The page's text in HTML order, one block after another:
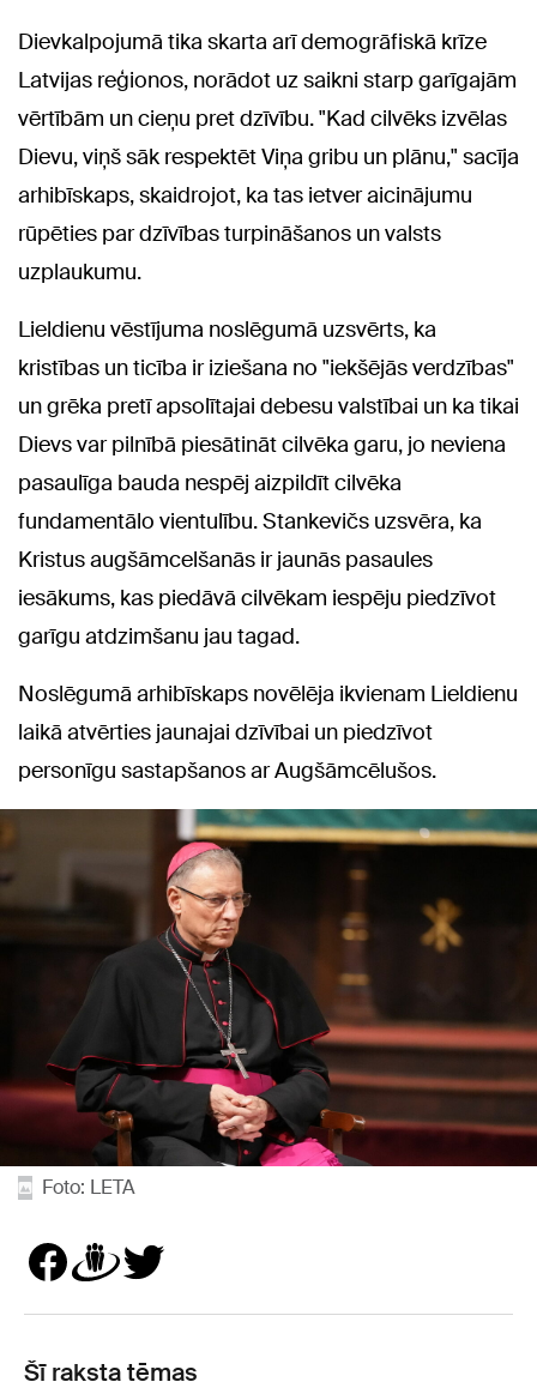
Dievkalpojumā tika skarta arī demogrāfiskā krīze
Latvijas reģionos, norādot uz saikni starp garīgajām
vērtībām un cieņu pret dzīvību. "Kad cilvēks izvēlas
Dievu, viņš sāk respektēt Viņa gribu un plānu," sacīja
arhibīskaps, skaidrojot, ka tas ietver aicinājumu
rūpēties par dzīvības turpināšanos un valsts
uzplaukumu.
Lieldienu vēstījuma noslēgumā uzsvērts, ka
kristības un ticība ir iziešana no "iekšējās verdzības"
un grēka pretī apsolītajai debesu valstībai un ka tikai
Dievs var pilnībā piesātināt cilvēka garu, jo neviena
pasaulīga bauda nespēj aizpildīt cilvēka
fundamentālo vientulību. Stankevičs uzsvēra, ka
Kristus augšāmcelšanās ir jaunās pasaules
iesākums, kas piedāvā cilvēkam iespēju piedzīvot
garīgu atdzimšanu jau tagad.
Noslēgumā arhibīskaps novēlēja ikvienam Lieldienu
laikā atvērties jaunajai dzīvībai un piedzīvot
personīgu sastapšanos ar Augšāmcēlušos.
Foto: LETA
Šī raksta tēmas